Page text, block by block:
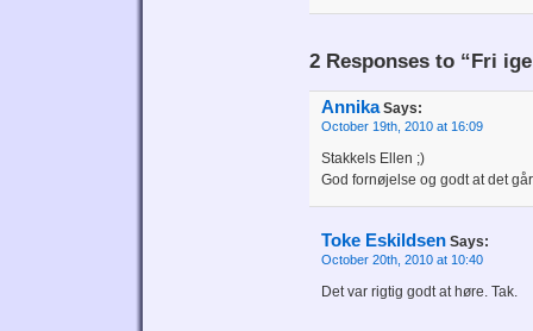
2 Responses to “Fri
AnnikaSays:
October 19th, 2010 at 16:09
Stakkels Ellen ;)
God fornøjelse og godt at det
Toke Eskildsen Says:
October 20th, 2010 at 10:40
Det var rigtig godt at høre. Tak.